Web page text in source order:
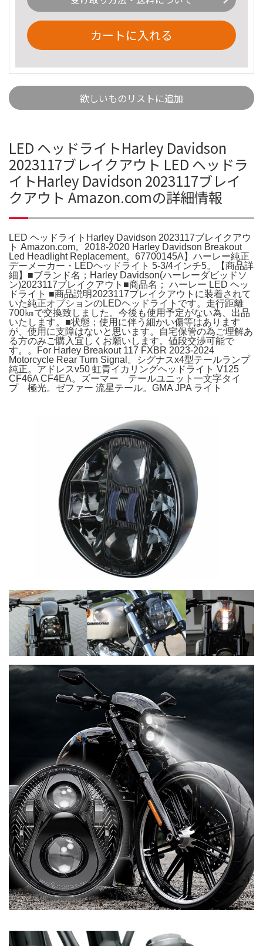
カートに入れる
欲しいものリストに追加
LED ヘッドライトHarley Davidson
2023117ブレイクアウト LED ヘッドラ
イトHarley Davidson 2023117ブレイ
クアウト Amazon.comの詳細情報
LED ヘッドライトHarley Davidson 2023117ブレイクアウ
ト Amazon.com。2018-2020 Harley Davidson Breakout
Led Headlight Replacement。67700145A】ハーレー純正
デーメーカー・LEDヘッドライト 5-3/4インチ5。【商品詳
細】■ブランド名；Harley Davidson(ハーレーダビッドソ
ン)2023117ブレイクアウト■商品名； ハーレー LED ヘッ
ドライト ■商品説明2023117ブレイクアウトに装着されて
いた純正オプションのLEDヘッドライトです。走行距離
700㎞で交換致しました。今後も使用予定がない為、出品
いたします。■状態；使用に伴う細かい傷等はあります
が、使用に支障はないと思います。自宅保管の為ご理解あ
る方のみご購入宜しくお願いします。値段交渉可能で
す。。For Harley Breakout 117 FXBR 2023-2024
Motorcycle Rear Turn Signal。シグナスx4型テールランプ
純正。アドレスv50 虹青イカリングヘッドライト V125
CF46A CF4EA。ズーマー テールユニット一文字タイ
プ 極光。ゼファー 流星テール。GMA JPA ライト